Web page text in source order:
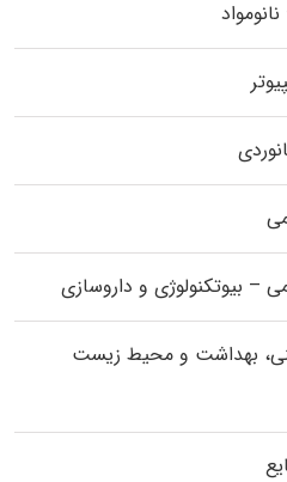
– بیوتکنولوژی و داروسازی
بهداشت و محیط زیست